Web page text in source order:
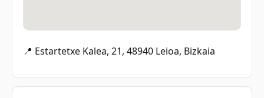
📍 Estartetxe Kalea, 21, 48940 Leioa, Bizkaia